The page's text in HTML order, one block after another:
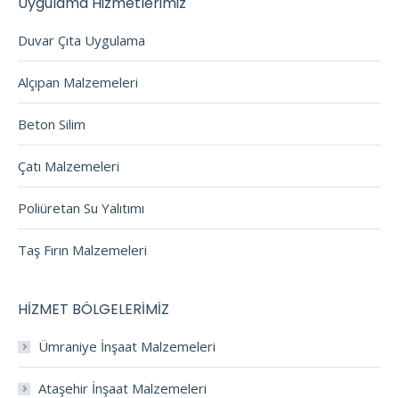
Duvar Çıta Uygulama
Alçıpan Malzemeleri
Beton Silim
Çatı Malzemeleri
Poliüretan Su Yalıtımı
Taş Fırın Malzemeleri
HİZMET BÖLGELERİMİZ
Ümraniye İnşaat Malzemeleri
Ataşehir İnşaat Malzemeleri